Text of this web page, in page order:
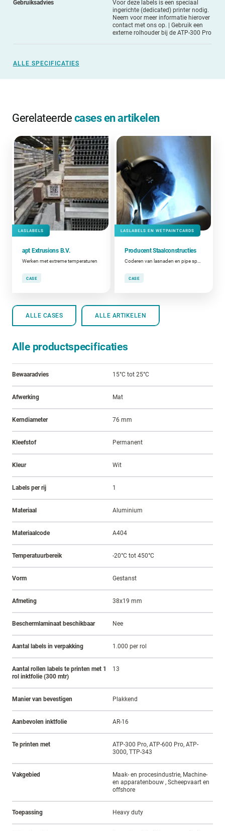
Gebruiksadvies
Voor deze labels is een speciaal
ingerichte (dedicated) printer nodig.
Neem voor meer informatie hierover
contact met ons op. | Gebruik een
externe rolhouder bij de ATP-300 Pro
ALLE SPECIFICATIES
Gerelateerde cases en artikelen
LASLABELS
apt Extrusions B.V.
Werken met extreme temperaturen
CASE
LASLABELS EN WETPAINTCARDS
Producent Staalconstructies
CASE
ALLE CASES ALLE ARTIKELEN
Alle productspecificaties
Bewaaradvies 15°C tot 25°C
Afwerking Mat
Kerndiameter 76 mm
Kleefstof Permanent
Kleur Wit
Labels per rij 1
Materiaal Aluminium
Materiaalcode A404
Temperatuurbereik -20°C tot 450°C
Vorm Gestanst
Afmeting 38x19 mm
Beschermlaminaat beschikbaar Nee
Aantal labels in verpakking 1.000 per rol
Aantal rollen labels te printen met 1
rol inktfolie (300 mtr)
13
Manier van bevestigen Plakkend
Aanbevolen inktfolie AR-16
Te printen met
ATP-300 Pro, ATP-600 Pro, ATP-
3000, TTP-343
Vakgebied
Maak- en procesindustrie, Machine-
en apparatenbouw , Scheepvaart en
offshore
Toepassing Heavy duty